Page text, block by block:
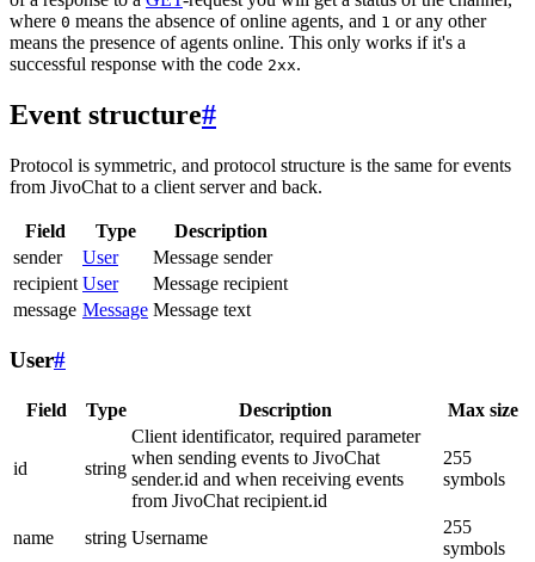
where 0 means the absence of online agents, and 1 or any other
means the presence of agents online. This only works if it's a
successful response with the code 2xx.
Event structure#
Protocol is symmetric, and protocol structure is the same for events
from JivoChat to a client server and back.
Field Type
Description
sender
User
Message sender
recipient User
Message recipient
message Message Message text
User#
Field Type Description Max size
id string
Client identificator, required parameter
when sending events to JivoChat
sender.id and when receiving events
from JivoChat recipient.id
255
symbols
name string Username
255
symbols